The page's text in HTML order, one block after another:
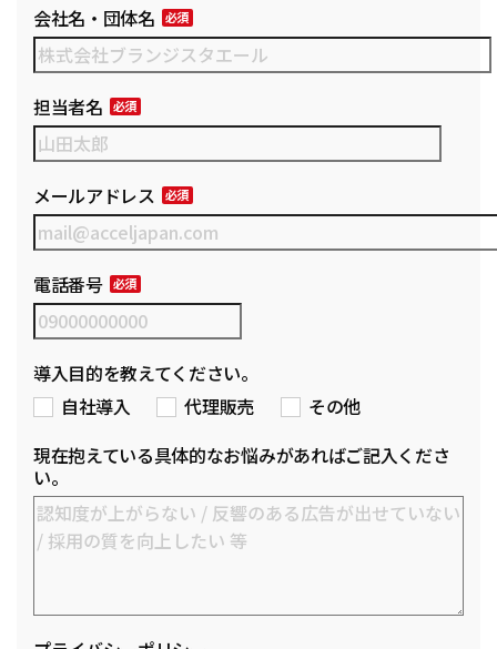
会社名・団体名
担当者名
メールアドレス
電話番号
導入目的を教えてください。
自社導入
代理販売
その他
現在抱えている具体的なお悩みがあればご記入くださ
い。